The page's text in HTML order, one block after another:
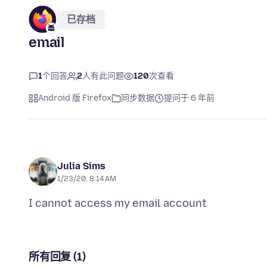
已存档
email
1个回答 2人有此问题 120次查看
Android 版 Firefox 同步数据 提问于 6 年前
Julia Sims
1/23/20, 8:14 AM
所有回复 (1)